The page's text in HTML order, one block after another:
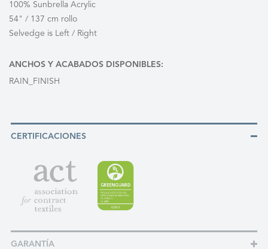
100% Sunbrella Acrylic
54" / 137 cm rollo
Selvedge is Left / Right
ANCHOS Y ACABADOS DISPONIBLES:
RAIN_FINISH
CERTIFICACIONES
GARANTÍA